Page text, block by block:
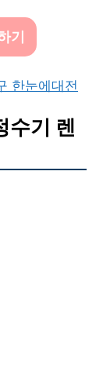
기
한눈에대전
수기 렌